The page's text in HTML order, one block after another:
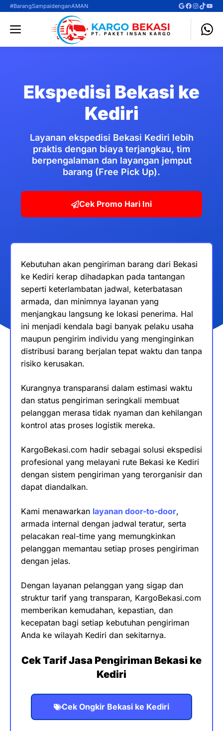
Langsung
#BarangSampaidenganAMAN Google
Facebook
TikTok
Menu
Ekspedisi Bekasi ke
Kediri
Layanan ekspedisi Bekasi Kediri lebih
praktis dengan biaya terjangkau, tim
berpengalaman dan layangan jemput
barang (Free Pick Up).
Cek Promo Hari Ini
Kebutuhan akan pengiriman barang dari Bekasi
ke Kediri kerap dihadapkan pada tantangan
seperti keterlambatan jadwal, keterbatasan
armada, dan minimnya layanan yang
menjangkau langsung ke lokasi penerima. Hal
ini menjadi kendala bagi banyak pelaku usaha
maupun pengirim individu yang menginginkan
distribusi barang berjalan tepat waktu dan tanpa
risiko kerusakan.
Kurangnya transparansi dalam estimasi waktu
dan status pengiriman seringkali membuat
pelanggan merasa tidak nyaman dan kehilangan
kontrol atas proses logistik mereka.
KargoBekasi.com hadir sebagai solusi ekspedisi
profesional yang melayani rute Bekasi ke Kediri
dengan sistem pengiriman yang terorganisir dan
dapat diandalkan.
Kami menawarkan layanan door-to-door,
armada internal dengan jadwal teratur, serta
pelacakan real-time yang memungkinkan
pelanggan memantau setiap proses pengiriman
dengan jelas.
Dengan layanan pelanggan yang sigap dan
struktur tarif yang transparan, KargoBekasi.com
memberikan kemudahan, kepastian, dan
kecepatan bagi setiap kebutuhan pengiriman
Anda ke wilayah Kediri dan sekitarnya.
Cek Tarif Jasa Pengiriman Bekasi ke
Kediri
Cek Ongkir Bekasi ke Kediri